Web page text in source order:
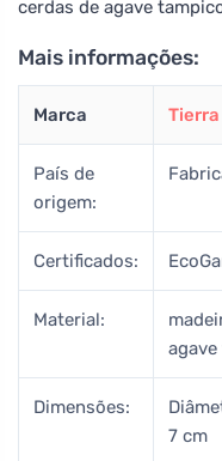
cerdas de agave
Mais informações:
Marca Tierra
País de
origem:
Certificados:
Material:
Dimensões:
7 cm